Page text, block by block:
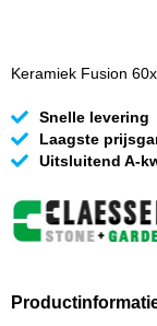
Keramiek Fusion
Snelle levering
Laagste
Uitsluitend A-